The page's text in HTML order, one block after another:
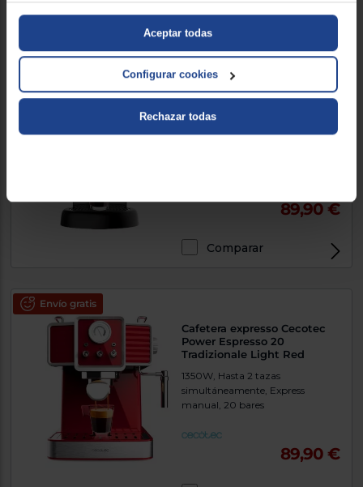
Aceptar todas
Configurar cookies
Rechazar todas
Comparar
Cafetera Cecotec CUMBIA
CAPRICCIOSA Black
1100W, Nº Tazas, Espresso, 19
89,90 €
Comparar
Envío gratis
Cafetera expresso Cecotec
Power Espresso 20
Tradizionale Light Red
1350W, Hasta 2 tazas
simultáneamente, Express
manual, 20 bares
89,90 €